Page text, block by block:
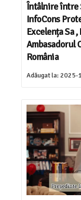
Întâlnire între
InfoCons
Excelența Sa
Ambasadorul
România
Adăugat la: 2025-